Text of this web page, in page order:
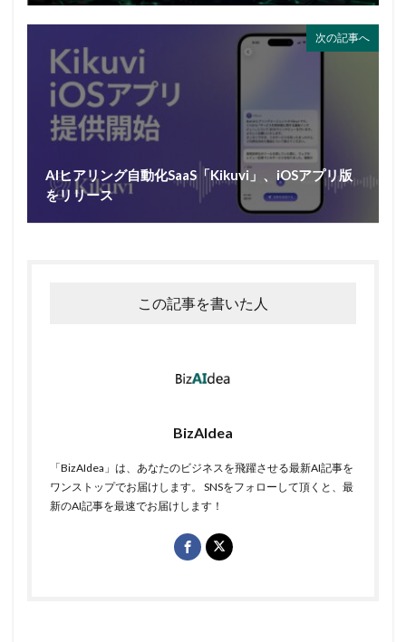
次の記事へ
AIヒアリング自動化SaaS「Kikuvi」、iOSアプリ版
をリリース
この記事を書いた人
BizAIdea
「BizAIdea」は、あなたのビジネスを飛躍させる最新AI記事を
ワンストップでお届けします。 SNSをフォローして頂くと、最
新のAI記事を最速でお届けします！